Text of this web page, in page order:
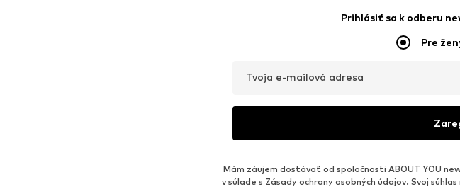
Prihlásiť sa k odberu
Pre
Tvoja e-mailová adresa
Mám záujem dostávať od spoločnosti ABOUT YOU
v súlade s Zásady ochrany osobných údajov. Svoj